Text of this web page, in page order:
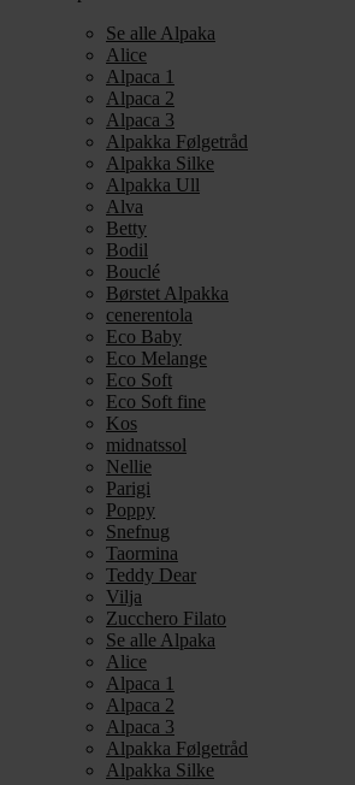
Se alle Alpaka
Alice
Alpaca 1
Alpaca 2
Alpaca 3
Alpakka Følgetråd
Alpakka Silke
Alpakka Ull
Alva
Betty
Bodil
Bouclé
Børstet Alpakka
cenerentola
Eco Baby
Eco Melange
Eco Soft
Eco Soft fine
Kos
midnatssol
Nellie
Parigi
Poppy
Snefnug
Taormina
Teddy Dear
Vilja
Zucchero Filato
Se alle Alpaka
Alice
Alpaca 1
Alpaca 2
Alpaca 3
Alpakka Følgetråd
Alpakka Silke